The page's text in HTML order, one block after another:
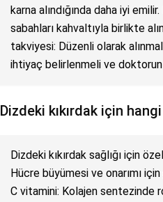
karna alındığında daha iyi
sabahları kahvaltıyla birlikte
takviyesi: Düzenli olarak
ihtiyaç belirlenmeli ve doktorun
Dizdeki kıkırdak için
Dizdeki kıkırdak sağlığı için
Hücre büyümesi ve onarımı
C vitamini: Kolajen sentezinde